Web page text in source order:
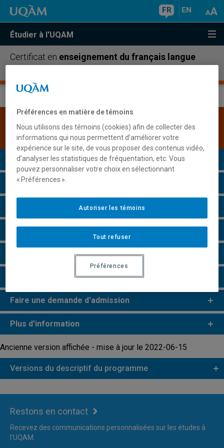
FR EN
Étudier à l'UQAM
Certificat en enseignement du français langue
Une version plus récente de ce programme est
disponible.
Cliquez ici pour la consulter
Présentation du programme
Conditions d'admission
Cours à suivre et horaires
Particularités
Perspectives professionnelles
Remarques et règlements
Faire une demande d'admission
Plus d'information
Ancienne version affichée - mise à jour le 2022-06-15
Versions du descriptif du programme
Restons en contact
Recevez des communications personnalisées sur les études à
l'UQAM.
Préférences en matière de témoins
Nous utilisons des témoins (cookies) afin de collecter des
informations qui nous permettent d’améliorer votre
expérience sur le site, de vous proposer des contenus vidéo,
d’analyser les statistiques de fréquentation, etc. Vous
pouvez personnaliser votre choix en sélectionnant
« Préférences ».
Tout refuser
Autoriser les témoins
Préférences